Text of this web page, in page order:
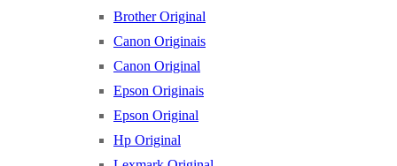
Brother Original
Canon Originais
Canon Original
Epson Originais
Epson Original
Hp Original